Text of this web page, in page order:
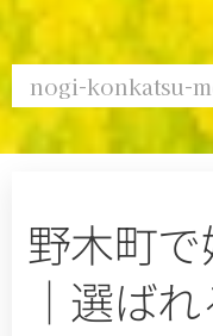
nogi-konkatsu-
野木町
｜選ば